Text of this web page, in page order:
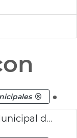
.
Exposición 'ALTRES' - Sala Municipal de Exposiciones